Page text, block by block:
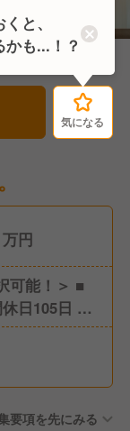
気になる
万円
可能！＞ ■
日105日 ■
日117日 ■
日129日
休暇を取得可
要項を先にみる
気になる
と、
かも...！？